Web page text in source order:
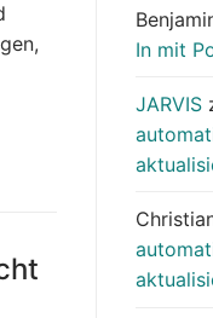
In mit
JARVIS